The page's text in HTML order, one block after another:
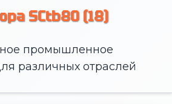
SCtb80 (18)
промышленное
различных отраслей